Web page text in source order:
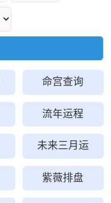
命宫查询
流年运程
未来三月运
紫薇排盘